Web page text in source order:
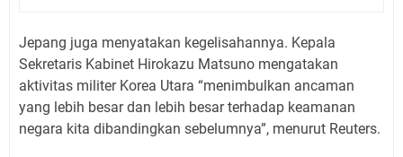
Jepang juga menyatakan kegelisahannya. Kepala
Sekretaris Kabinet Hirokazu Matsuno mengatakan
aktivitas militer Korea Utara “menimbulkan ancaman
yang lebih besar dan lebih besar terhadap keamanan
negara kita dibandingkan sebelumnya”, menurut Reuters.